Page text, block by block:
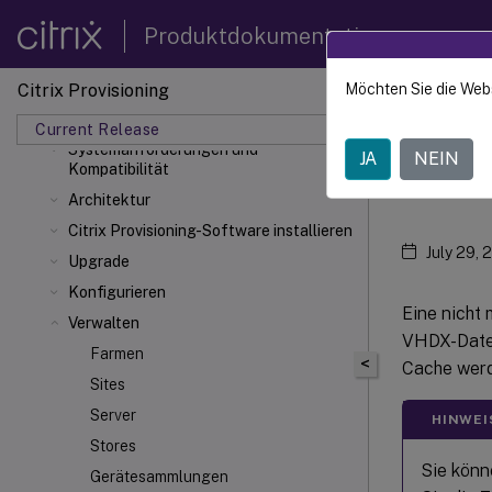
Produktdokumentation
Citrix Provisioning
Current Release
Citrix Provisioning 2407
Was ist neu
Systemanforderungen und
Kompatibilität
Architektur
Citrix Provisioning-Software installieren
Upgrade
Konfigurieren
Verwalten
Farmen
Sites
Server
Stores
Gerätesammlungen
Citrix
<
July 29,
Eine nicht
VHDX-
Cache
Sie
Möchten Sie die
JA NEIN